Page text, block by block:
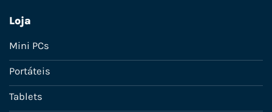
Loja
Mini PCs
Portáteis
Tablets